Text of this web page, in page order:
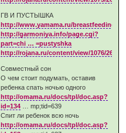
ГВ И ПУСТЫШКА
http://www.yamama.ru/breastfeeding/
http://garmoniya.info/page.cgi?
part=chi … =pustyshka
http://rojana.ru/content/view/1076/267/
Совместный сон
О чем стоит подумать, оставив
ребенка спать ночью одного
http://omama.ru/docs/tpl/doc.asp?
id=134 … mp;tid=639
Спит ли ребенок всю ночь
http://omama.ru/docs/tpl/doc.asp?